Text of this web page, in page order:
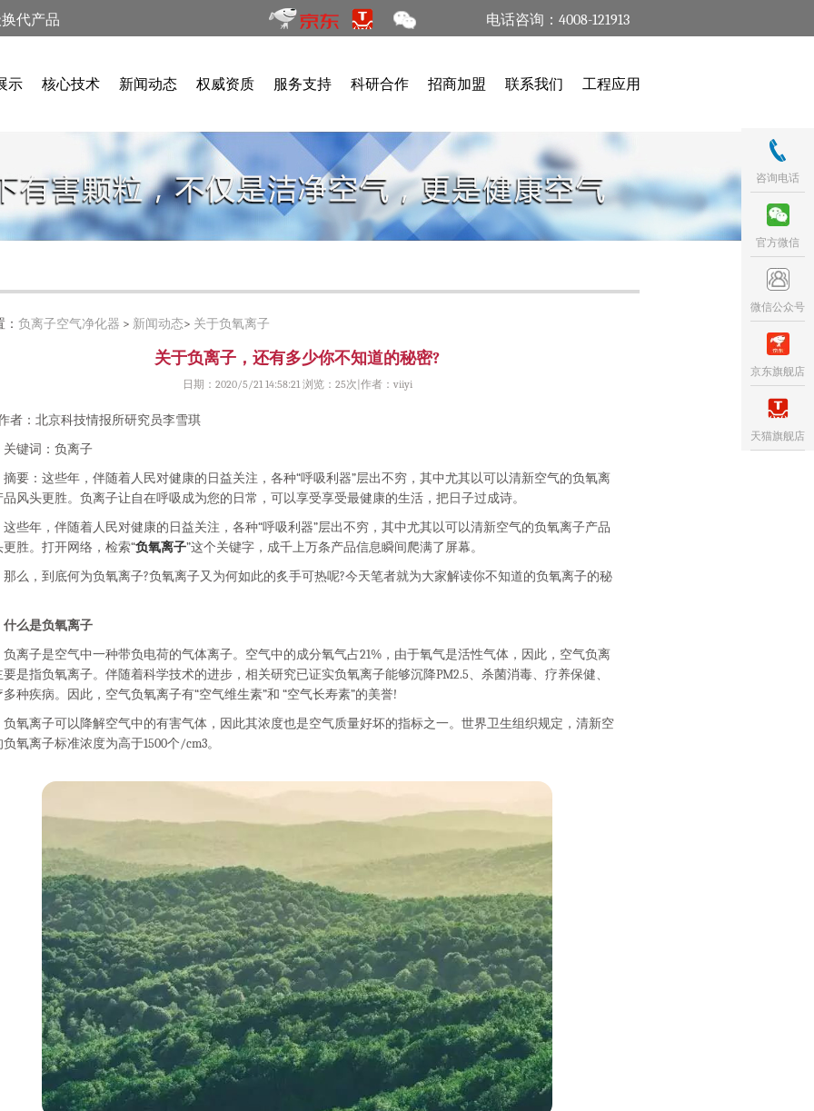
代产品 电话咨询：4008-121913
示 核心技术 新闻动态 权威资质 服务支持 科研合作 招商加盟 联系我们 工程应用
负离子空气净化器 > 新闻动态> 关于负氧离子
关于负离子，还有多少你不知道的秘密?
日期：2020/5/21 14:58:21 浏览： 25次|作者：viiyi
：北京科技情报所研究员李雪琪
词：负离子
：这些年，伴随着人民对健康的日益关注，各种“呼吸利器”层出不穷，其中尤其以可以清新空气的负氧离
品风头更胜。负离子让自在呼吸成为您的日常，可以享受享受最健康的生活，把日子过成诗。
年，伴随着人民对健康的日益关注，各种“呼吸利器”层出不穷，其中尤其以可以清新空气的负氧离子产品
更胜。打开网络，检索“负氧离子”这个关键字，成千上万条产品信息瞬间爬满了屏幕。
，到底何为负氧离子?负氧离子又为何如此的炙手可热呢?今天笔者就为大家解读你不知道的负氧离子的秘
什么是负氧离子
子是空气中一种带负电荷的气体离子。空气中的成分氧气占21%，由于氧气是活性气体，因此，空气负离
要是指负氧离子。伴随着科学技术的进步，相关研究已证实负氧离子能够沉降PM2.5、杀菌消毒、疗养保健、
多种疾病。因此，空气负氧离子有“空气维生素”和 “空气长寿素”的美誉!
离子可以降解空气中的有害气体，因此其浓度也是空气质量好坏的指标之一。世界卫生组织规定，清新空
氧离子标准浓度为高于1500个/cm3。
咨询电话
官方微信
微信公众号
京东旗舰店
天猫旗舰店